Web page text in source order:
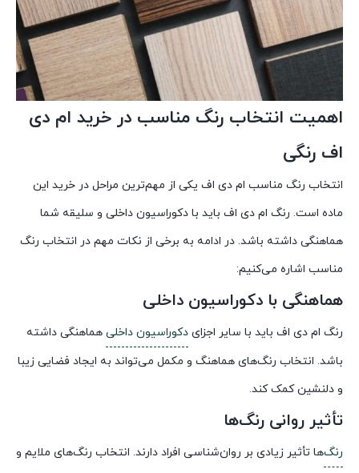
اهمیت انتخاب رنگ مناسب در خرید ام دی
اف رنگی
انتخاب رنگ مناسب ام دی اف یکی از مهم‌ترین مراحل در خرید این
ماده است. رنگ ام دی اف باید با دکوراسیون داخلی و سلیقه شما
هماهنگی داشته باشد. در ادامه به برخی از نکات مهم در انتخاب رنگ
مناسب اشاره می‌کنیم:
هماهنگی با دکوراسیون داخلی
رنگ ام دی اف باید با سایر اجزای دکوراسیون داخلی هماهنگی داشته
باشد. انتخاب رنگ‌های هماهنگ و مکمل می‌تواند به ایجاد فضایی زیبا
و دلنشین کمک کند.
تأثیر روانی رنگ‌ها
رنگ‌ها تأثیر زیادی بر روان‌شناسی افراد دارند. انتخاب رنگ‌های ملایم و